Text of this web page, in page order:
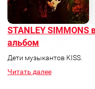
STANLEY
альбом
Дети музыкантов KISS.
Читать далее